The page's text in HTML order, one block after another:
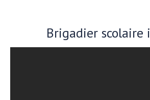
Brigadier scolaire